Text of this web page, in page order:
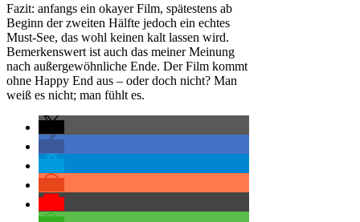
Fazit: anfangs ein okayer Film, spätestens ab
Beginn der zweiten Hälfte jedoch ein echtes
Must-See, das wohl keinen kalt lassen wird.
Bemerkenswert ist auch das meiner Meinung
nach außergewöhnliche Ende. Der Film kommt
ohne Happy End aus – oder doch nicht? Man
weiß es nicht; man fühlt es.